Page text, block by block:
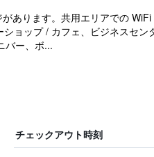
あります。共用エリアでの
ョップ / カフェ、ビジネスセン
バー、ボ...
チェックアウト時刻